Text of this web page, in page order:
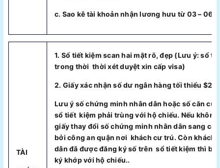
c. Sao kê tài khoản nhận lương hưu từ 03 – 06
TÀI
1. Sổ tiết kiệm scan hai mặt rõ, đẹp (Lưu ý: sổ
trong thời thời xét duyệt xin cấp visa)
2. Giấy xác nhận số dư ngân hàng tối thiểu
Lưu ý số chứng minh nhân dân hoặc số căn
sổ tiết kiệm phải trùng với hộ chiếu. Nếu
giấy thay đổi số chứng minh nhân dân sang
bởi công an quận nơi khách cư trú. Còn khách
dân đã được đăng ký số trên sổ tiết kiệm thì bổ
ký khớp với hộ chiếu..